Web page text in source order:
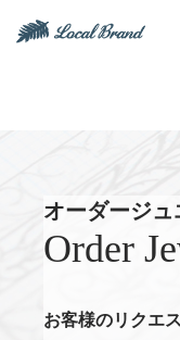
オーダージ
Order
お客様のリクエ